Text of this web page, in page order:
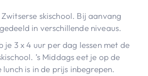
skischool. Bij aanvang
in verschillende niveaus.
je 3 x 4 uur per dag lessen met de
’s Middags eet je op de
lunch is in de prijs inbegrepen.